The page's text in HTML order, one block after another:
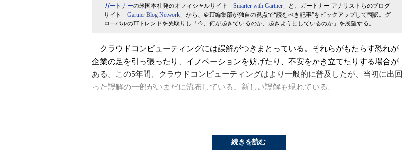
ガートナーの米国本社発のオフィシャルサイト「 Smarter with Gartner」と、ガートナー アナリストらのブログ
サイト「 Gartner Blog Network」から、＠IT編集部が独自の視点で“読むべき記事”をピックアップして翻訳。グ
ローバルのITトレンドを先取りし「今、何が起きているのか、起きようとしているのか」を展望する。
クラウドコンピューティングには誤解がつきまとっている。それらがもたらす恐れが
企業の足を引っ張ったり、イノベーションを妨げたり、不安をかき立てたりする場合が
ある。この5年間、クラウドコンピューティングはより一般的に普及したが、当初に出回
った誤解の一部がいまだに流布している。新しい誤解も現れている。
グイッシュト バイスプレジデント・アナリストでフェロー エメリタスのデイヴィッド・
続きを読む